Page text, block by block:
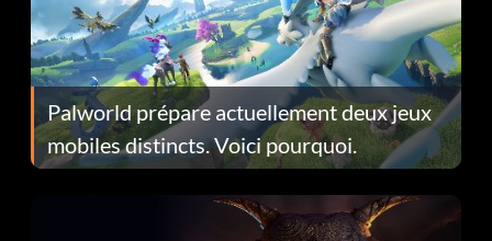
Palworld prépare actuellement deux jeux
mobiles distincts. Voici pourquoi.